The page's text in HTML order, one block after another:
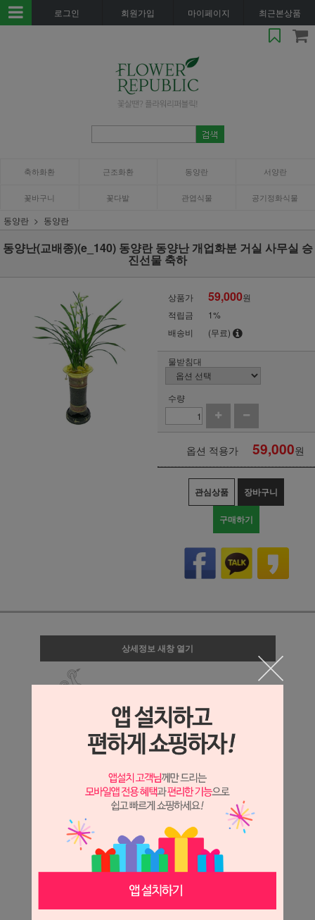
로그인 회원가입 마이페이지 최근본상품
축하화환 근조화환 동양란 서양란
꽃바구니 꽃다발 관엽식물 공기정화식물
동양란 동양란
동양난(교배종)(e_140) 동양란 동양난 개업화분 거실 사무실 승
진선물 축하
상품가 59,000원
적립금
1%
배송비
(무료)
물받침대
수량
옵션 적용가 59,000원
관심상품 장바구니
구매하기
상세정보 새창 열기